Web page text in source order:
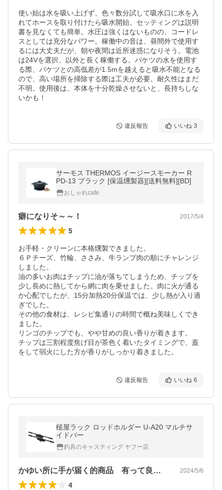
使い始は水を吸い上げず、色々数分試して吸水口に水を入
れてホースを取り付けたら吸水開始。セッティングは説明
書を見なくても簡単。水圧は強くはないものの、コードレ
スとしては充分なパワー。稼働中の音は、昼間外で使用す
るには大丈夫だが、朝や夜間は近所迷惑になりそう。電池
は24Vを選択、以外と長く稼働する。バケツの水を使用す
る際、バケツとの高低差が1.5mを越えると吸水不能となる
ので、高い場所を掃除する際は工夫が必要。耐久性はまだ
不明。使用後は、本体を十分乾燥させないと、長持ちしな
いかも！
違反報告 いいね 3
サーモス THERMOS イージースモーカー R
PD-13 ブラック [保温燻製器][送料無料][BD]
おしゃれcafe
癖になりそ～～！ 2017/5/4
5
お手軽・クリーンに本格燻製できました。
６Ｐチーズ、竹輪、ささみ、牛ランプ肉の順にチャレンジ
しました。
油の多いお肉はチップに油が落ちてしまうため、チップを
少し長めに熱してから網に肉を乗せました。肉に火が通る
か心配でしたが、15分加熱20分保温では、少し熱が入り過
ぎでした。
その他の食材は、レシピ集通りの時間で概ね美味しくでき
ました。
リンゴのチップでも、やや甘めの良い香りが着きます。
チップは三割程度焦げ目が茶色く着いたタイミングで、蓋
をして弱火にした方が香りがしっかり着きました。
違反報告 いいね 6
槌屋ラック ロッドホルダー U-A20 マルチサ
イドバー
釣具のキャスティング ヤフー店
かゆい所に手が届く的商品 有って良かった 2024/5/6
4